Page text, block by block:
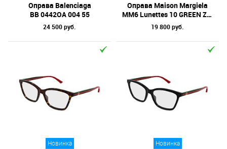
Материал линз
Форма оправы
Цвет оправы
Технология оптики
Оправа Balenciaga
BB 0442OA 004 55
24 500 руб.
Оправа Maison Margiela
MM6 Lunettes 10 GREEN ZMI 53
19 800 руб.
Новинка Новинка